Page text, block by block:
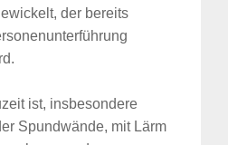
der bereits
ist, insbesondere
Spundwände, mit Lärm